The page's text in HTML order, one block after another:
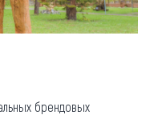
брендовых